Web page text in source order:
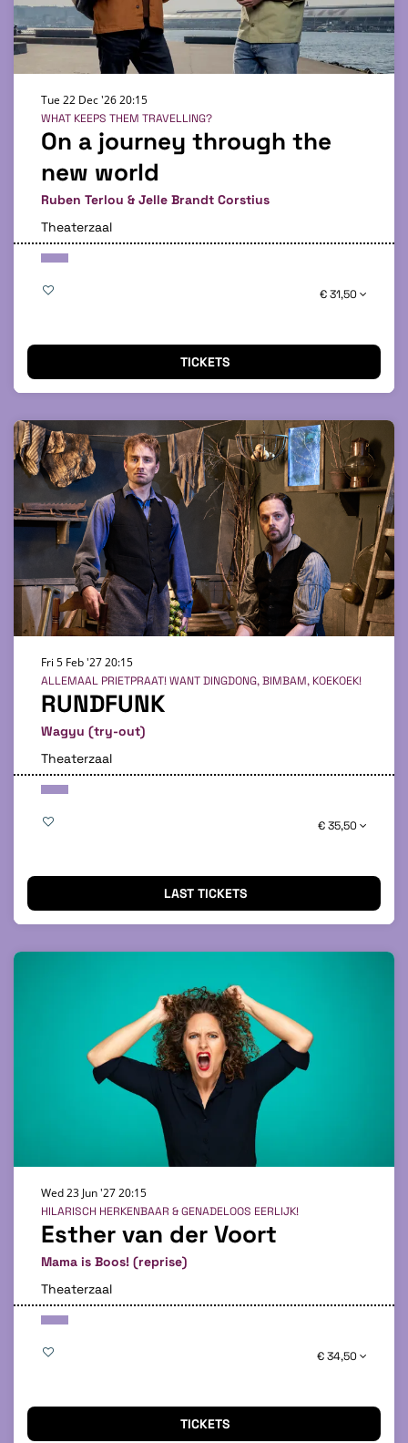
On a journey through the
new world
Ruben Terlou & Jelle Brandt Corstius
WHAT KEEPS THEM TRAVELLING?
Tue 22 Dec '2620:15
Theaterzaal
€ 31,50
TICKETS
RUNDFUNK
Wagyu (try-out)
ALLEMAAL PRIETPRAAT! WANT DINGDONG, BIMBAM, KOEKOEK!
Fri 5 Feb '2720:15
Theaterzaal
€ 35,50
LAST TICKETS
Esther van der Voort
Mama is Boos! (reprise)
HILARISCH HERKENBAAR & GENADELOOS EERLIJK!
Wed 23 Jun '2720:15
Theaterzaal
€ 34,50
TICKETS